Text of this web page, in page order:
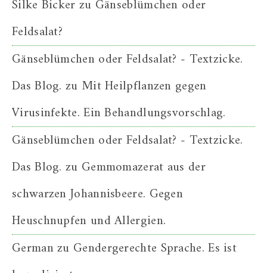
Silke Bickerzu Gänseblümchen oder
Feldsalat?
Gänseblümchen oder Feldsalat? - Textzicke.
Das Blog. zu Mit Heilpflanzen gegen
Virusinfekte. Ein Behandlungsvorschlag.
Gänseblümchen oder Feldsalat? - Textzicke.
Das Blog. zu Gemmomazerat aus der
schwarzen Johannisbeere. Gegen
Heuschnupfen und Allergien.
Germanzu Gendergerechte Sprache. Es ist